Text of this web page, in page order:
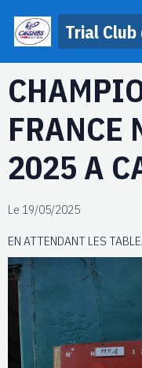
Trial Club
2025 A
Le 19/05/2025
EN ATTENDANT LES